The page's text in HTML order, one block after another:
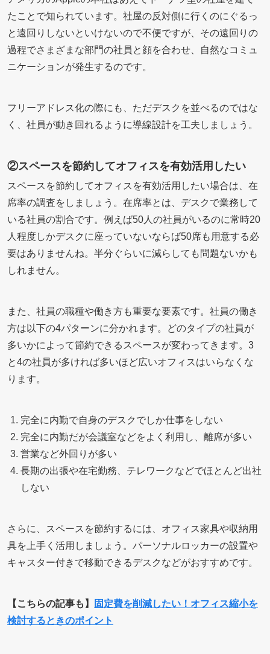
たことで知られています。社屋の反対側に行くのにぐるっ
と遠回りしないといけないので不便ですが、その遠回りの
過程でさまざまな部門の社員と顔を合わせ、自然なコミュ
ニケーションが発生するのです。
フリーアドレス化の際にも、ただデスクを並べるのではな
く、社員が動き回れるように導線設計を工夫しましょう。
②スペースを節約してオフィスを有効活用したい
スペースを節約してオフィスを有効活用したい場合は、在
席率の調査をしましょう。在席率とは、デスクで業務して
いる社員の割合です。例えば50人の社員がいるのに常時20
人程度しかデスクに座っていないならば50席も用意する必
要はありませんね。半分ぐらいに減らしても問題ないかも
しれません。
また、社員の職種や働き方も重要な要素です。社員の働き
方は以下の4パターンに分かれます。どのタイプの社員が
多いかによって節約できるスペースが変わってきます。3
と4の社員が多ければ多いほど広いオフィスはいらなくな
ります。
完全に内勤で自身のデスクでしか仕事をしない
完全に内勤だが会議室などをよく利用し、離席が多い
営業など外回りが多い
長期の出張や在宅勤務、テレワークなどでほとんど出社
しない
さらに、スペースを節約するには、オフィス家具や収納用
具を上手く活用しましょう。パーソナルロッカーの設置や
キャスター付きで移動できるデスクなどがおすすめです。
【こちらの記事も】
固定費を削減したい！オフィス縮小を
検討するときのポイント